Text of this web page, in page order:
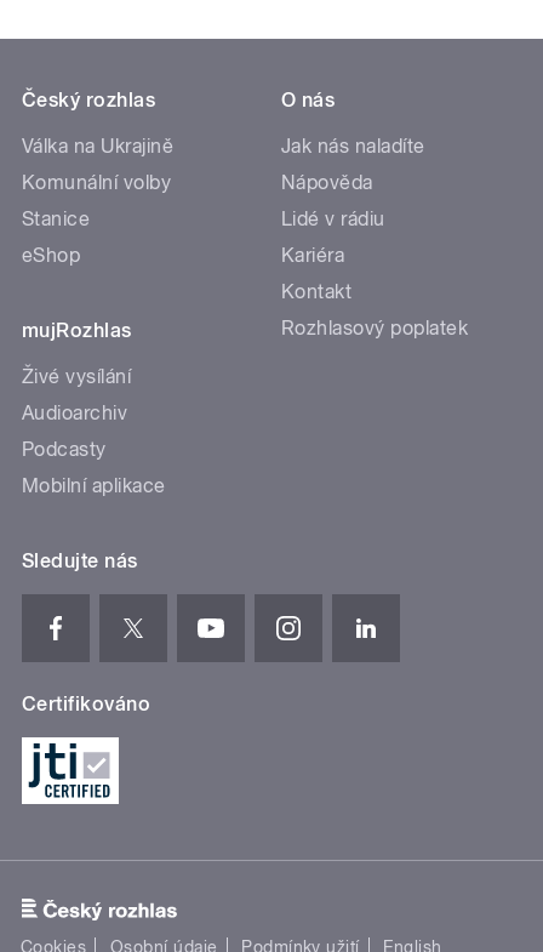
Český rozhlas
Válka na Ukrajině
Komunální volby
Stanice
eShop
mujRozhlas
Živé vysílání
Audioarchiv
Podcasty
Mobilní aplikace
O nás
Jak nás naladíte
Nápověda
Lidé v rádiu
Kariéra
Kontakt
Rozhlasový poplatek
Sledujte nás
Certifikováno
Cookies Osobní údaje Podmínky užití English